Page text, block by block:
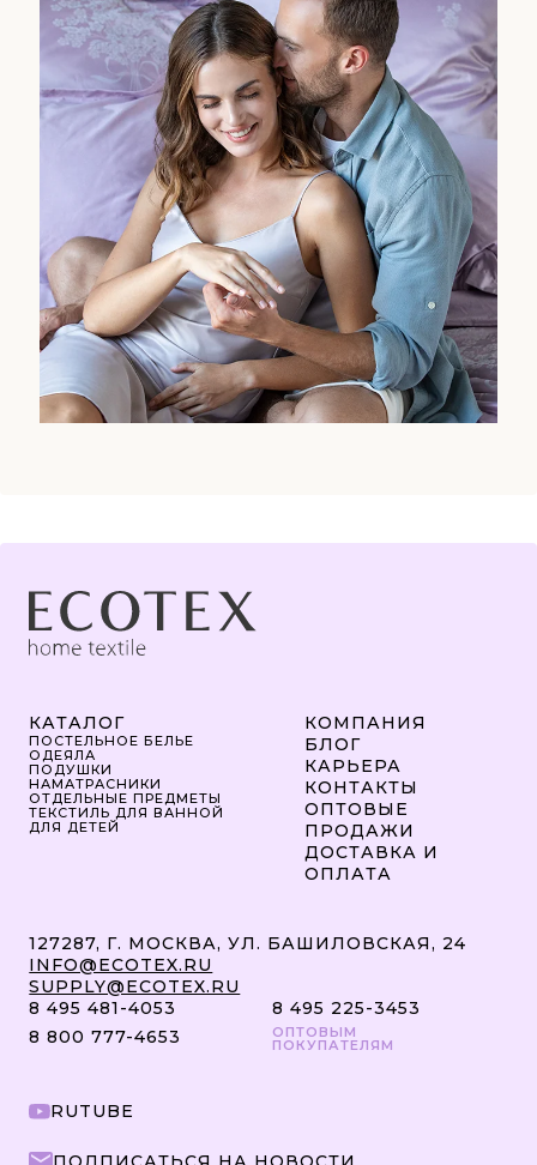
КАТАЛОГ
ПОСТЕЛЬНОЕ БЕЛЬЕ
ОДЕЯЛА
ПОДУШКИ
НАМАТРАСНИКИ
ОТДЕЛЬНЫЕ ПРЕДМЕТЫ
ТЕКСТИЛЬ ДЛЯ ВАННОЙ
ДЛЯ ДЕТЕЙ
КОМПАНИЯ
БЛОГ
КАРЬЕРА
КОНТАКТЫ
ОПТОВЫЕ
ПРОДАЖИ
ДОСТАВКА И
ОПЛАТА
127287, Г. МОСКВА, УЛ. БАШИЛОВСКАЯ, 24
INFO@ECOTEX.RU
SUPPLY@ECOTEX.RU
8 495 481-4053
8 495 225-3453
8 800 777-4653
ОПТОВЫМ
ПОКУПАТЕЛЯМ
RUTUBE